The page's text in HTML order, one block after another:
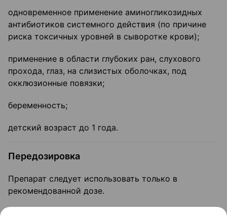
одновременное применение аминогликозидных
антибиотиков системного действия (по причине
риска токсичных уровней в сыворотке крови);
применение в области глубоких ран, слухового
прохода, глаз, на слизистых оболочках, под
окклюзионные повязки;
беременность;
детский возраст до 1 года.
Передозировка
Препарат следует использовать только в
рекомендованной дозе.